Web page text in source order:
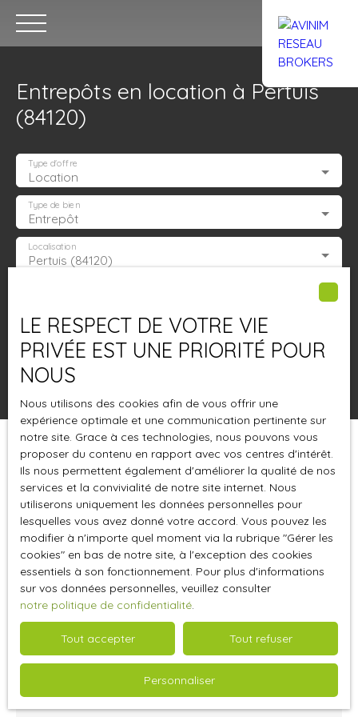
Accueil Acheter Trouver un
Estimation
Entrepôts en location à Pertuis
(84120)
Location
Type d'offre
Entrepôt
Type de bien
Pertuis (84120)
Localisation
Surface min (m²)
Pertinence
Trier par Créer une alerte
€ /mois HT HC
LE RESPECT DE VOTRE VIE
PRIVÉE EST UNE PRIORITÉ POUR
NOUS
Nous utilisons des cookies afin de vous offrir une
expérience optimale et une communication pertinente sur
notre site. Grace à ces technologies, nous pouvons vous
proposer du contenu en rapport avec vos centres d'intérêt.
Ils nous permettent également d'améliorer la qualité de nos
services et la convivialité de notre site internet. Nous
utiliserons uniquement les données personnelles pour
lesquelles vous avez donné votre accord. Vous pouvez les
modifier à n'importe quel moment via la rubrique ″Gérer les
cookies″ en bas de notre site, à l'exception des cookies
essentiels à son fonctionnement. Pour plus d'informations
sur vos données personnelles, veuillez consulter
notre politique de confidentialité.
Tout accepter Tout refuser
Personnaliser